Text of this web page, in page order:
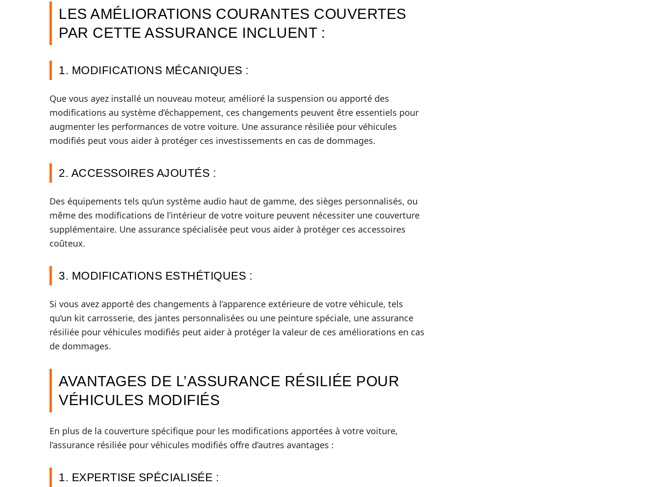
LES AMÉLIORATIONS COURANTES COUVERTES
PAR CETTE ASSURANCE INCLUENT :
1. MODIFICATIONS MÉCANIQUES :
Que vous ayez installé un nouveau moteur, amélioré la suspension ou apporté des
modifications au système d’échappement, ces changements peuvent être essentiels pour
augmenter les performances de votre voiture. Une assurance résiliée pour véhicules
modifiés peut vous aider à protéger ces investissements en cas de dommages.
2. ACCESSOIRES AJOUTÉS :
Des équipements tels qu’un système audio haut de gamme, des sièges personnalisés, ou
même des modifications de l’intérieur de votre voiture peuvent nécessiter une couverture
supplémentaire. Une assurance spécialisée peut vous aider à protéger ces accessoires
coûteux.
3. MODIFICATIONS ESTHÉTIQUES :
Si vous avez apporté des changements à l’apparence extérieure de votre véhicule, tels
qu’un kit carrosserie, des jantes personnalisées ou une peinture spéciale, une assurance
résiliée pour véhicules modifiés peut aider à protéger la valeur de ces améliorations en cas
de dommages.
AVANTAGES DE L’ASSURANCE RÉSILIÉE POUR
VÉHICULES MODIFIÉS
En plus de la couverture spécifique pour les modifications apportées à votre voiture,
l’assurance résiliée pour véhicules modifiés offre d’autres avantages :
1. EXPERTISE SPÉCIALISÉE :